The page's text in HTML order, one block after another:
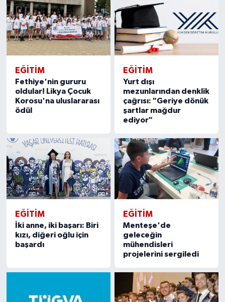
EĞITIM
Fethiye'nin gururu
oldular! Likya Çocuk
Korosu'na uluslararası
ödül
EĞITIM
Yurt dışı
mezunlarından denklik
çağrısı: "Geriye dönük
şartlar mağdur
ediyor"
EĞITIM
İki anne, iki başarı: Biri
kızı, diğeri oğlu için
başardı
EĞITIM
Menteşe'de
geleceğin
mühendisleri
projelerini sergiledi